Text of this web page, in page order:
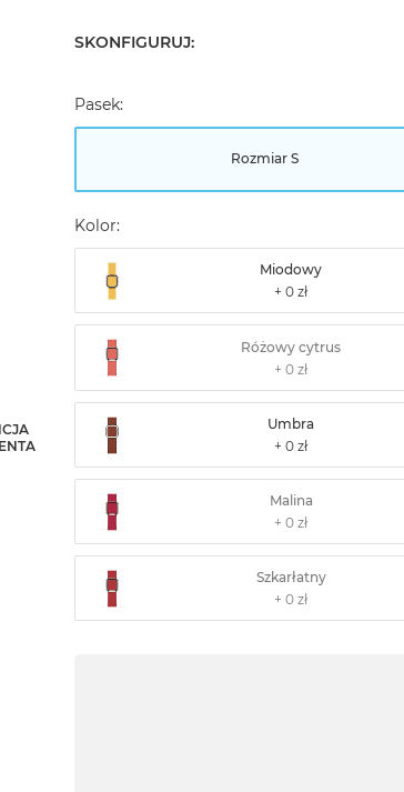
SKONFIGURUJ:
Pasek:
Rozmiar S
Kolor:
Miodowy
Różowy cytrus
Umbra
Malina
Szkarłatny